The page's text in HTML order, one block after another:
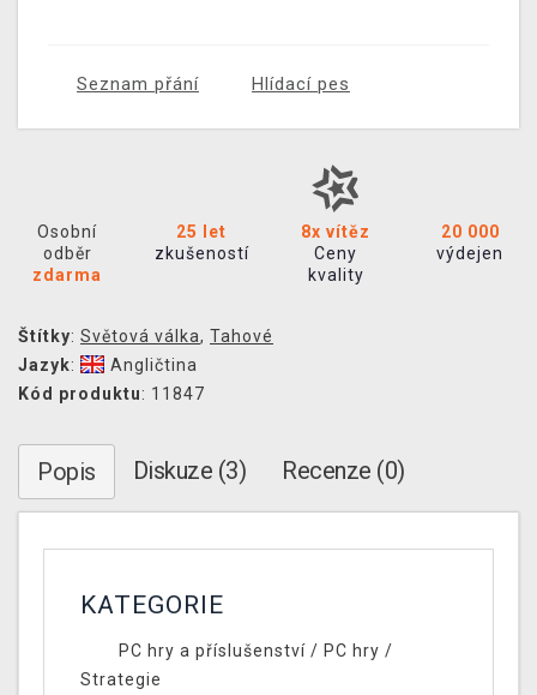
Seznam přání Hlídací pes
Osobní
odběr
zdarma
25 let
zkušeností
8x vítěz
Ceny
kvality
20 000
výdejen
Štítky: Světová válka, Tahové
Jazyk:
Angličtina
Kód produktu: 11847
Popis Diskuze (3) Recenze (0)
KATEGORIE
PC hry a příslušenství/ PC hry /
Strategie